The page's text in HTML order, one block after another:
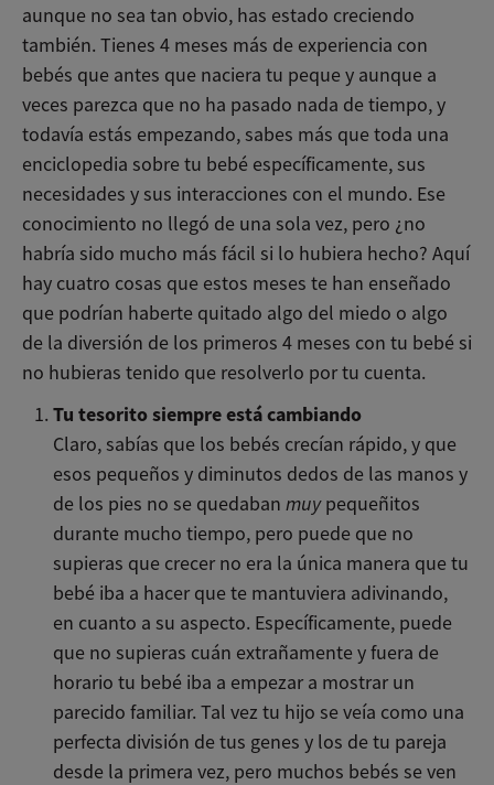
aunque no sea tan obvio, has estado creciendo
también. Tienes 4 meses más de experiencia con
bebés que antes que naciera tu peque y aunque a
veces parezca que no ha pasado nada de tiempo, y
todavía estás empezando, sabes más que toda una
enciclopedia sobre tu bebé específicamente, sus
necesidades y sus interacciones con el mundo. Ese
conocimiento no llegó de una sola vez, pero ¿no
habría sido mucho más fácil si lo hubiera hecho? Aquí
hay cuatro cosas que estos meses te han enseñado
que podrían haberte quitado algo del miedo o algo
de la diversión de los primeros 4 meses con tu bebé si
no hubieras tenido que resolverlo por tu cuenta.
Tu tesorito siempre está cambiando
Claro, sabías que los bebés crecían rápido, y que
esos pequeños y diminutos dedos de las manos y
de los pies no se quedabanmuypequeñitos
durante mucho tiempo, pero puede que no
supieras que crecer no era la única manera que tu
bebé iba a hacer que te mantuviera adivinando,
en cuanto a su aspecto. Específicamente, puede
que no supieras cuán extrañamente y fuera de
horario tu bebé iba a empezar a mostrar un
parecido familiar. Tal vez tu hijo se veía como una
perfecta división de tus genes y los de tu pareja
desde la primera vez, pero muchos bebés se ven